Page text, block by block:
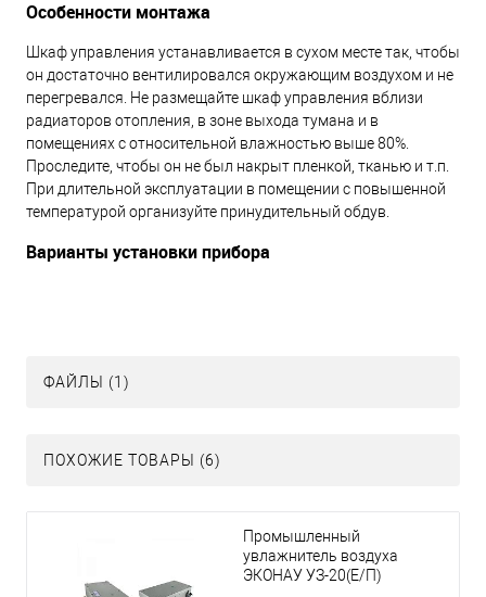
Особенности монтажа
Шкаф управления устанавливается в сухом месте так, чтобы
он достаточно вентилировался окружающим воздухом и не
перегревался. Не размещайте шкаф управления вблизи
радиаторов отопления, в зоне выхода тумана и в
помещениях с относительной влажностью выше 80%.
Проследите, чтобы он не был накрыт пленкой, тканью и т.п.
При длительной эксплуатации в помещении с повышенной
температурой организуйте принудительный обдув.
Варианты установки прибора
ФАЙЛЫ (1)
ПОХОЖИЕ ТОВАРЫ (6)
Промышленный
увлажнитель воздуха
ЭКОНАУ УЗ-20(Е/П)